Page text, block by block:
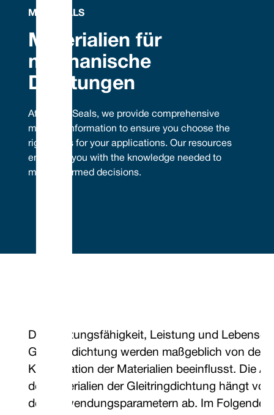
MATERIALS
Materialien für
mechanische
Dichtungen
At Vulcan Seals, we provide comprehensive
material information to ensure you choose the
right seals for your applications. Our resources
empower you with the knowledge needed to
make informed decisions.
Die Leistungsfähigkeit, Leistung und
Gleitringdichtung werden maßgeblich von der
Kombination der Materialien beeinflusst. Die
der Materialien der Gleitringdichtung hängt
den Anwendungsparametern ab. Im